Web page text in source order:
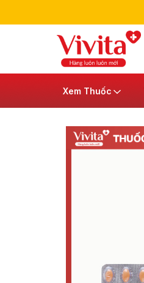
Xem Thuốc